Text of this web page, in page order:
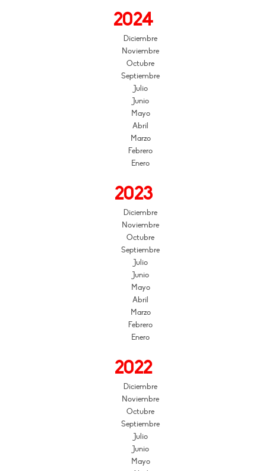
2024
Diciembre
Noviembre
Octubre
Septiembre
Julio
Junio
Mayo
Abril
Marzo
Febrero
Enero
2023
Diciembre
Noviembre
Octubre
Septiembre
Julio
Junio
Mayo
Abril
Marzo
Febrero
Enero
2022
Diciembre
Noviembre
Octubre
Septiembre
Julio
Junio
Mayo